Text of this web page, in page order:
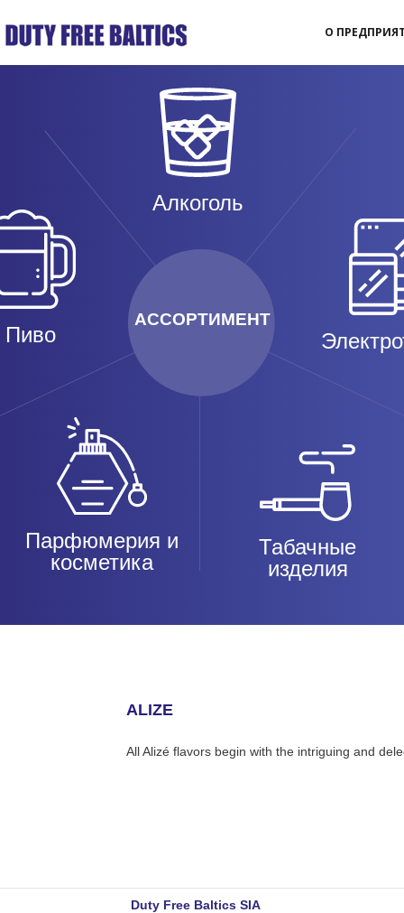
О
АССОРТИМЕНТ
Алкоголь
Пиво
Парфюмерия и
косметика
Табачные
изделия
ALIZE
All Alizé flavors begin with the intriguing and
Duty Free Baltics SIA